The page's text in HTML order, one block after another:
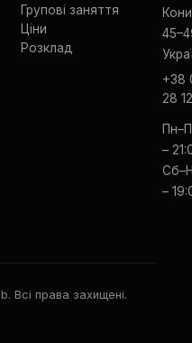
Групові заняття
Ціни
Розклад
+38
28 12
–
–
Всі права захищені.